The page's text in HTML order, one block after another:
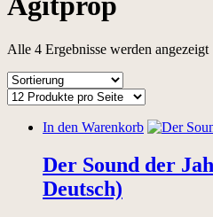
Alle 4 Ergebnisse werden angezeigt
In den Warenkorb
Der Sound der
Deutsch)